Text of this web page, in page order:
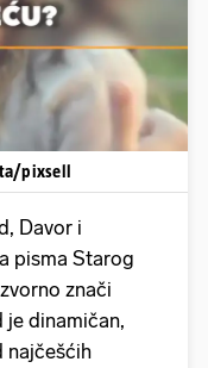
pixsell
Davor i
pisma Starog
znači
je dinamičan,
najčešćih